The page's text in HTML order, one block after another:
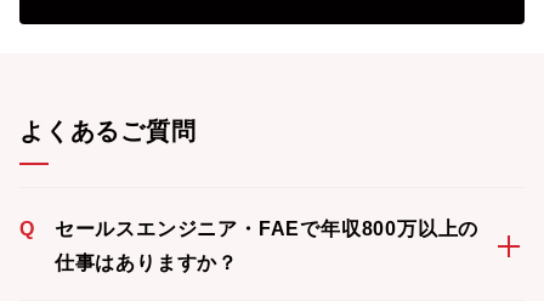
よくあるご質問
Q
セールスエンジニア・FAEで年収800万以上の
仕事はありますか？